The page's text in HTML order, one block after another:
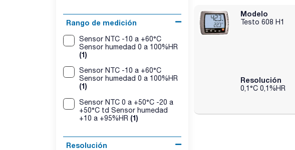
Rango de medición
Sensor NTC -10 a +60°C
Sensor humedad 0 a 100%HR
(1)
Sensor NTC -10 a +60°C
Sensor humedad 0 a 100%HR
(1)
Sensor NTC 0 a +50°C -20 a
+50°C td Sensor humedad
+10 a +95%HR (1)
Resolución
Modelo
Testo 608 H1
Resolución
0,1°C 0,1%HR